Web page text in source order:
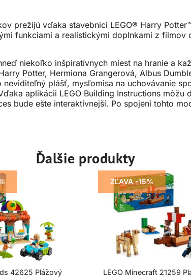
prežijú vďaka stavebnici LEGO® Harry
funkciami a realistickými doplnkami z filmov
niekoľko inšpiratívnych miest na hranie a
Potter, Hermiona Grangerová, Albus
plášť, mysľomisa na uchovávanie
aplikácii LEGO Building Instructions
bude ešte interaktívnejší. Po spojení tohto
Ďalšie produkty
42625 Plážový
ZĽAVA -15%
LEGO Minecraft 21259